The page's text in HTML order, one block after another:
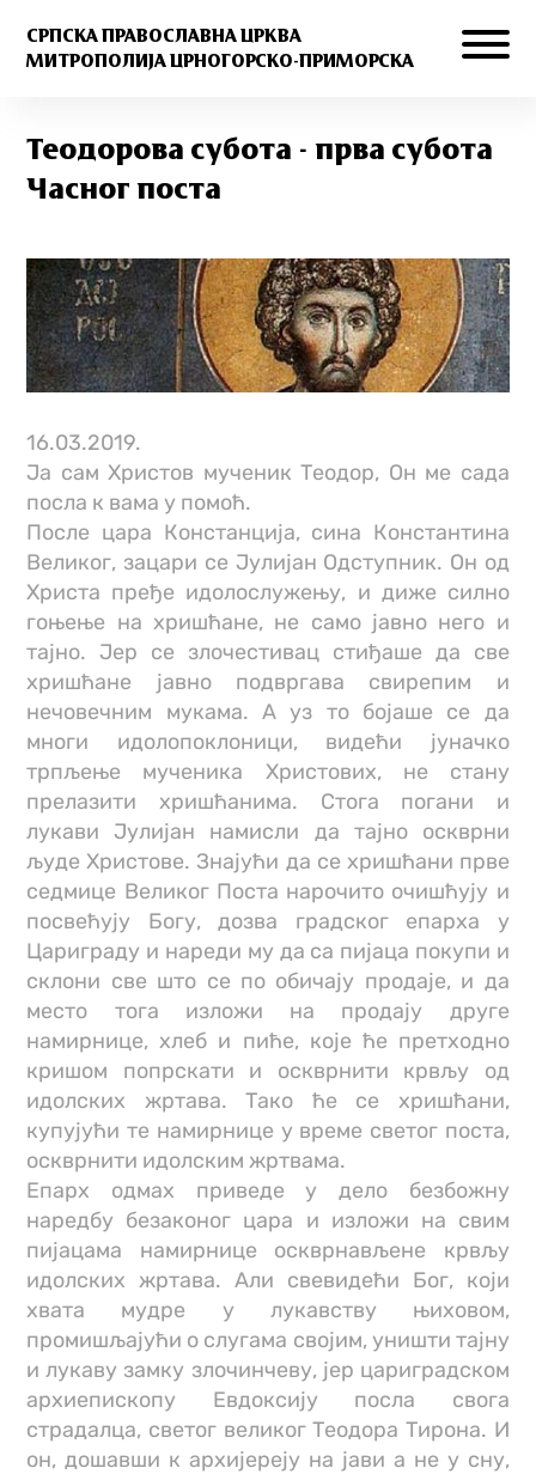
СРПСКА ПРАВОСЛАВНА ЦРКВА
МИТРОПОЛИЈА ЦРНОГОРСКО-ПРИМОРСКА
Теодорова субота - прва субота
Часног поста
16.03.2019.
Ја сам Христов мученик Теодор, Он ме сада
посла к вама у помоћ.
После цара Констанција, сина Константина
Великог, зацари се Јулијан Одступник. Он од
Христа пређе идолослужењу, и диже силно
гоњење на хришћане, не само јавно нeгo и
тајно. Јер се злочестивац стиђаше да све
хришћане јавно подвргава свирепим и
нечовечним мукама. А уз то бојаше се да
многи идолопоклоници, видећи јуначко
трпљење мученика Христових, не стану
прелазити хришћанима. Стога погани и
лукави Јулијан намисли да тајно оскврни
људе Христове. Знајући да се хришћани прве
седмице Великог Поста нарочито очишћују и
посвећују Богу, дозва градског епарха у
Цариграду и нареди му да са пијаца покупи и
склони све што се по обичају продаје, и да
место тога изложи на продају друге
намирнице, хлеб и пиће, које ће претходно
кришом попрскати и оскврнити крвљу од
идолских жртава. Тако ће се хришћани,
купујући те намирнице у време светог поста,
оскврнити идолским жртвама.
Епарх одмах приведе у дело безбожну
наредбу безаконог цара и изложи на свим
пијацама намирнице оскврнављене крвљу
идолских жртава. Али свевидећи Бог, који
хвата мудре у лукавству њиховом,
промишљајући о слугама својим, уништи тајну
и лукаву замку злочинчеву, јер цариградском
архиепископу Евдоксију посла свога
страдалца, светог великог Теодора Тирона. И
он, дошавши к архијереју на јави а не у сну,